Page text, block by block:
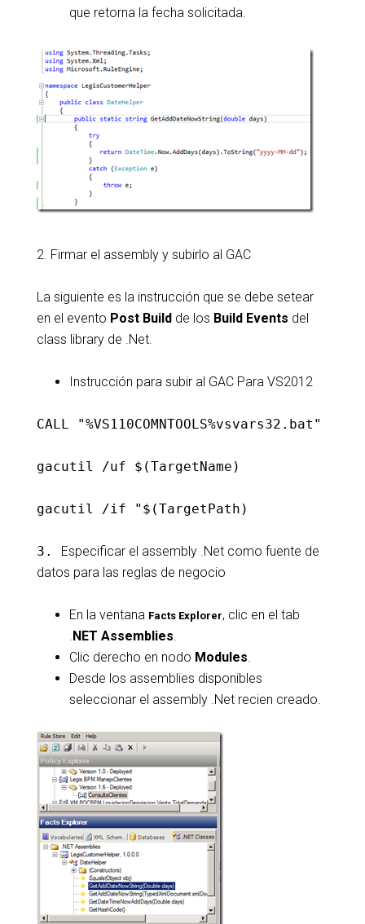
que retorna la fecha solicitada.
2. Firmar el assembly y subirlo al GAC
La siguiente es la instrucción que se debe setear
en el evento Post Buildde los Build Events del
class library de .Net.
Instrucción para subir al GAC Para VS2012
CALL "%VS110COMNTOOLS%vsvars32.bat"
gacutil /uf $(TargetName)
gacutil /if "$(TargetPath)
3. Especificar el assembly .Net como fuente de
datos para las reglas de negocio
En la ventana Facts Explorer, clic en el tab
.NET Assemblies.
Clic derecho en nodo Modules.
Desde los assemblies disponibles
seleccionar el assembly .Net recien creado.